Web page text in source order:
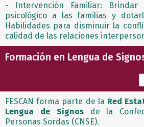
- Intervención Familiar: Brindar
psicológico a las familias y
Habilidades para disminuir la
calidad de las relaciones
Formación en Lengua de
FESCAN forma parte de la Red
Lengua de Signosde la
Personas Sordas (CNSE).